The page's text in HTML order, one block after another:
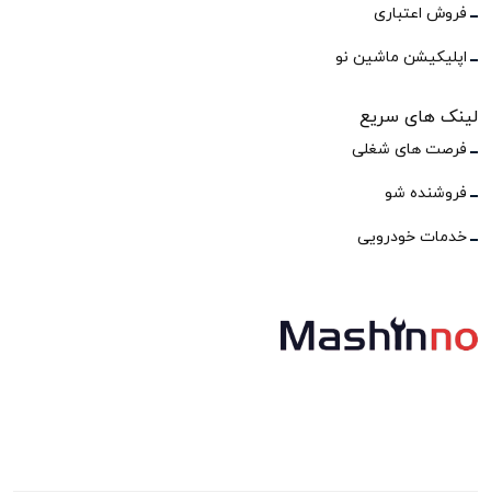
فروش اعتباری
اپلیکیشن ماشین نو
لینک های سریع
فرصت های شغلی
فروشنده شو
خدمات خودرویی